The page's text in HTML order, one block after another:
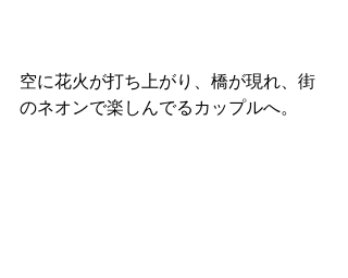
空に花火が打ち上がり、橋が現れ、街
のネオンで楽しんでるカップルへ。